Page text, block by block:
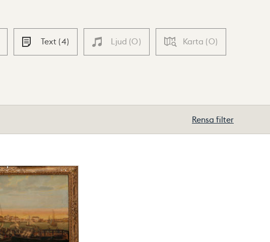
Text (4) Ljud (0) Karta (0)
Rensa filter